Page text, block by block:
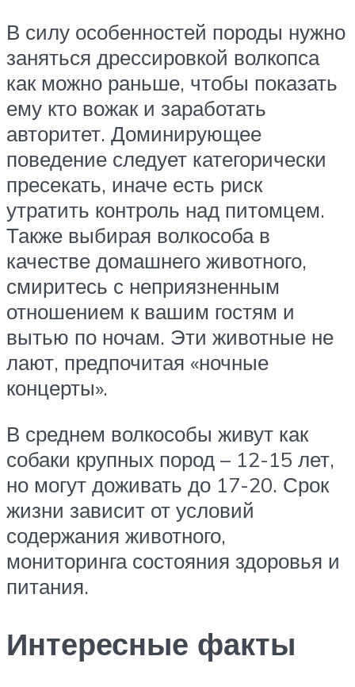
В силу особенностей породы нужно
заняться дрессировкой волкопса
как можно раньше, чтобы показать
ему кто вожак и заработать
авторитет. Доминирующее
поведение следует категорически
пресекать, иначе есть риск
утратить контроль над питомцем.
Также выбирая волкособа в
качестве домашнего животного,
смиритесь с неприязненным
отношением к вашим гостям и
вытью по ночам. Эти животные не
лают, предпочитая «ночные
концерты».
В среднем волкособы живут как
собаки крупных пород – 12-15 лет,
но могут доживать до 17-20. Срок
жизни зависит от условий
содержания животного,
мониторинга состояния здоровья и
питания.
Интересные факты